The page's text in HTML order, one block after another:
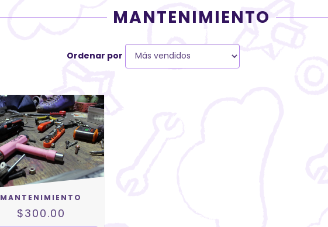
MANTENIMIENTO
Ordenar por
MANTENIMIENTO
$300.00